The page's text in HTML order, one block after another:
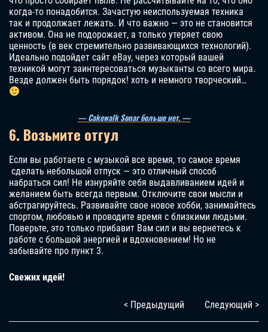
когда-то понадобится. Зачастую неиспользуемая техника
так и продолжает лежать. И что важно — это не становится
активом. Она не подорожает, а только утеряет свою
ценность (в век стремительно развивающихся технологий).
Идеально подойдет сайт eBay, через который вашей
техникой могут заинтересоваться музыканты со всего мира.
Везде должен быть порядок! хоть и немного творческий…
— Cakewalk Sonar больше нет. —
6. Возьмите отгул
Если вы работаете с музыкой все время, то самое время
сделать небольшой отпуск — это отличный способ
набраться сил! Не изнуряйте себя выдавливанием идей и
желанием быть всегда первым. Отключите свои мысли и
абстрагируйтесь. Развивайте свое новое хобби, занимайтесь
спортом, любовью и проводите время с близкими людьми.
Поверьте, это только прибавит Вам сил и вы вернетесь к
работе с большой энергией и вдохновением! Но не
забывайте про пункт 3.
Свежих идей!
< Предыдущий Следующий >